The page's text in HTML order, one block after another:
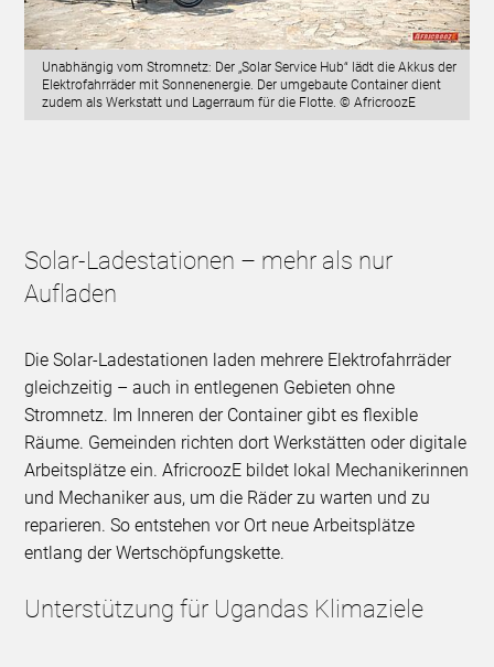
Unabhängig vom Stromnetz: Der „Solar Service Hub“ lädt die Akkus der
Elektrofahrräder mit Sonnenenergie. Der umgebaute Container dient
zudem als Werkstatt und Lagerraum für die Flotte. © AfricroozE
Solar-Ladestationen – mehr als nur
Aufladen
Die Solar-Ladestationen laden mehrere Elektrofahrräder
gleichzeitig – auch in entlegenen Gebieten ohne
Stromnetz. Im Inneren der Container gibt es flexible
Räume. Gemeinden richten dort Werkstätten oder digitale
Arbeitsplätze ein. AfricroozE bildet lokal Mechanikerinnen
und Mechaniker aus, um die Räder zu warten und zu
reparieren. So entstehen vor Ort neue Arbeitsplätze
entlang der Wertschöpfungskette.
Unterstützung für Ugandas Klimaziele